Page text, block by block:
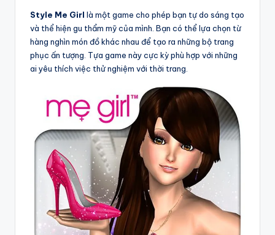
Style Me Girl là một game cho phép bạn tự do sáng tạo
và thể hiện gu thẩm mỹ của mình. Bạn có thể lựa chọn từ
hàng nghìn món đồ khác nhau để tạo ra những bộ trang
phục ấn tượng. Tựa game này cực kỳ phù hợp với những
ai yêu thích việc thử nghiệm với thời trang.